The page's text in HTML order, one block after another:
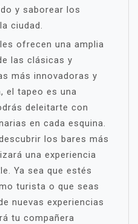
y saborear los
ciudad.
ofrecen una amplia
las clásicas y
más innovadoras y
el tapeo es una
deleitarte con
en cada esquina.
los bares más
una experiencia
Ya sea que estés
turista o que seas
nuevas experiencias
tu compañera